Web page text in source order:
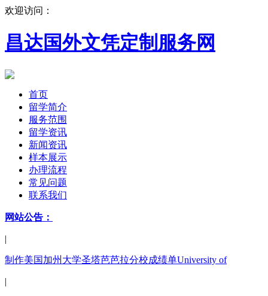
欢迎访问：
昌达国外文凭定制服务网
首页
留学简介
服务范围
留学资讯
新闻资讯
样本展示
办理流程
常见问题
联系我们
网站公告：
|
制作美国加州大学圣塔芭芭拉分校成绩单University of
|